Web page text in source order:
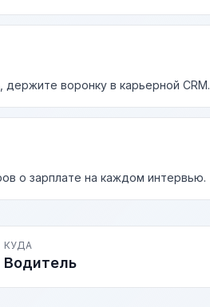
держите воронку в карьерной CRM.
о зарплате на каждом интервью.
КУДА
Водитель